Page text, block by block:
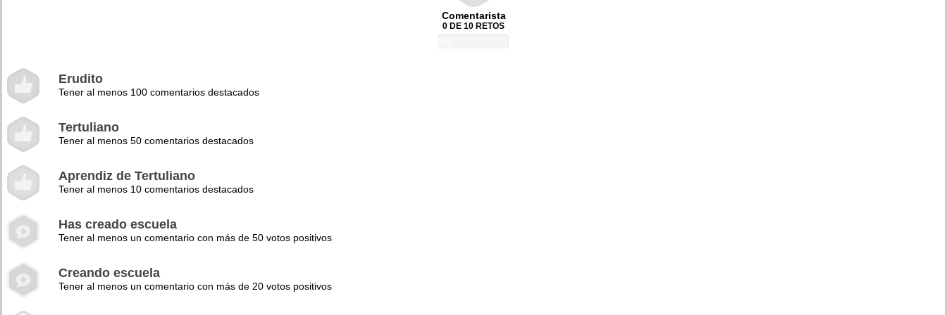
Comentarista
0 DE 10 RETOS
Erudito
Tener al menos 100 comentarios destacados
Tertuliano
Tener al menos 50 comentarios destacados
Aprendiz de Tertuliano
Tener al menos 10 comentarios destacados
Has creado escuela
Tener al menos un comentario con más de 50 votos positivos
Creando escuela
Tener al menos un comentario con más de 20 votos positivos